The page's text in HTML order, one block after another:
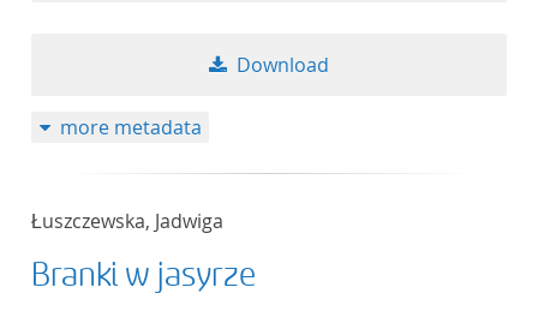
Download
more metadata
Łuszczewska, Jadwiga
Branki w jasyrze